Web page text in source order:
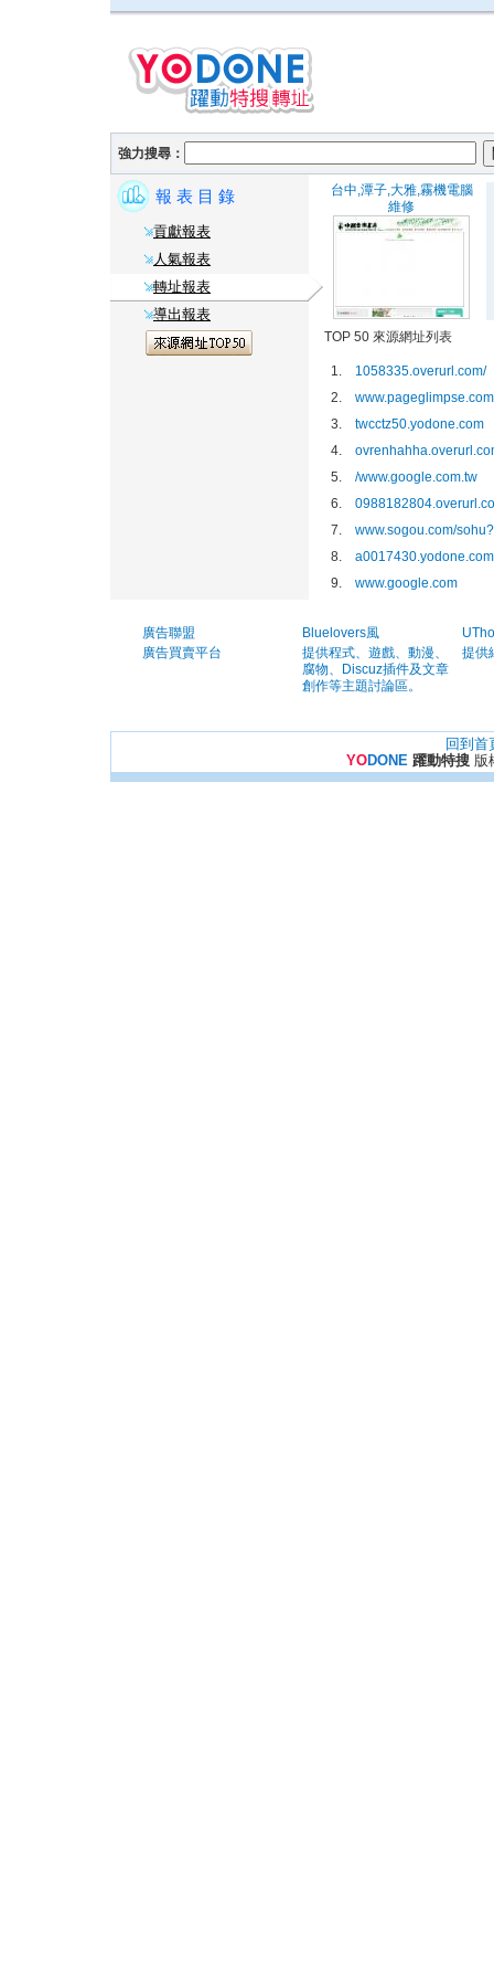
強力搜尋：
報 表 目 錄
貢獻報表
人氣報表
轉址報表
導出報表
台中,潭子,大雅,霧機電腦
維修
TOP 50 來源網址列表
1.
1058335.overurl.com/
2.
3.
twcctz50.yodone.com
4.
5.
/www.google.com.tw
6.
7.
www.sogou.com/
8.
a0017430.yodone.com
9.
www.google.com
廣告聯盟
廣告買賣平台
Bluelovers風
提供程式、遊戲、動漫、
腐物、Discuz插件及文章
創作等主題討論區。
提供
回到首
YODONE 躍動特搜版